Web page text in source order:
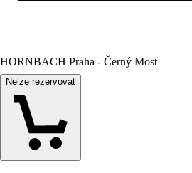
HORNBACH Praha - Černý Most
Nelze rezervovat